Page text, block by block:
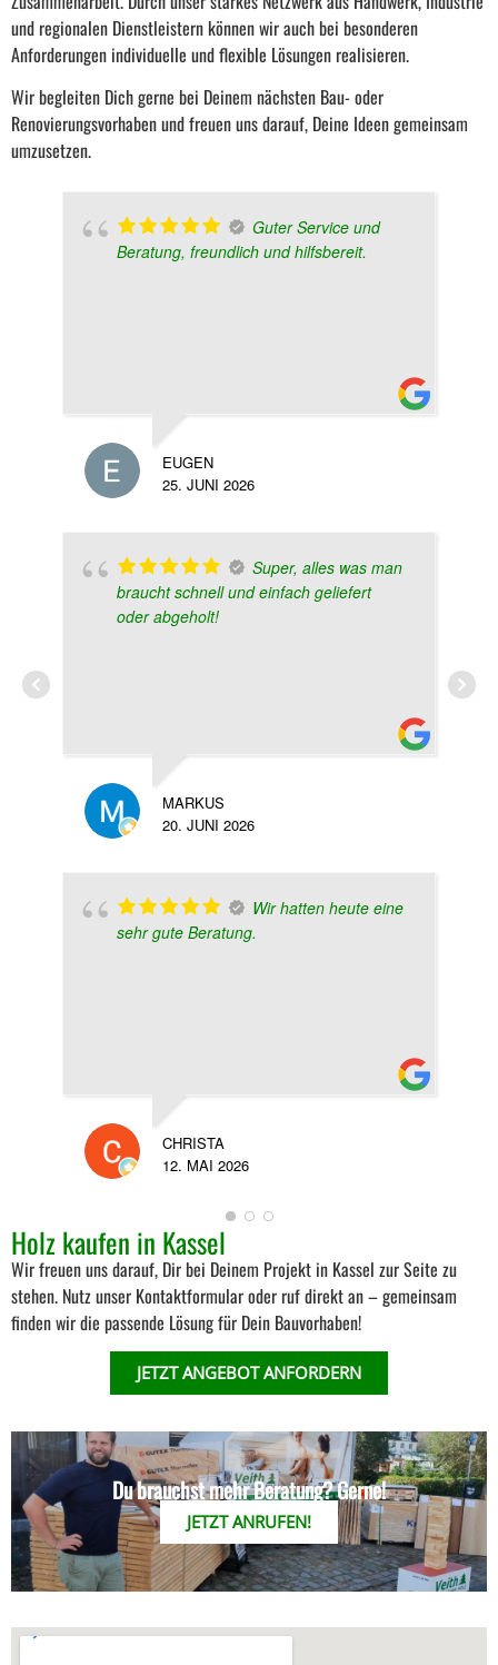
und regionalen Dienstleistern können wir auch bei besonderen
Anforderungen individuelle und flexible Lösungen realisieren.
Wir begleiten Dich gerne bei Deinem nächsten Bau- oder
Renovierungsvorhaben und freuen uns darauf, Deine Ideen gemeinsam
umzusetzen.
Guter Service und
Beratung, freundlich und hilfsbereit.
EUGEN
25. JUNI 2026
Super, alles was man
braucht schnell und einfach geliefert
oder abgeholt!
MARKUS
20. JUNI 2026
Wir hatten heute eine
sehr gute Beratung.
CHRISTA
12. MAI 2026
Holz kaufen in Kassel
Wir freuen uns darauf, Dir bei Deinem Projekt in Kassel zur Seite zu
stehen. Nutz unser Kontaktformular oder ruf direkt an – gemeinsam
finden wir die passende Lösung für Dein Bauvorhaben!
JETZT ANGEBOT ANFORDERN
Du brauchst mehr Beratung? Gerne!
JETZT ANRUFEN!